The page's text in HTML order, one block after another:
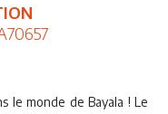
le monde de Bayala ! Le